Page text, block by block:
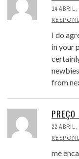
14
I do
in your
from
22
me